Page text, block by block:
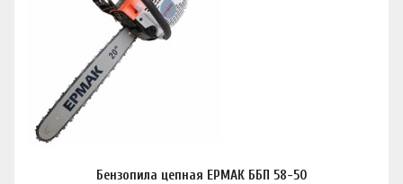
Бензопила цепная ЕРМАК ББП 58-50